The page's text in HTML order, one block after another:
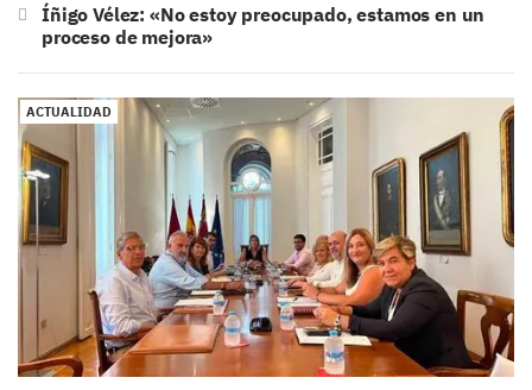
Íñigo Vélez: «No estoy preocupado, estamos en un
proceso de mejora»
ACTUALIDAD